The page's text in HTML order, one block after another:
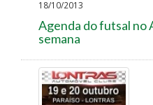
18/10/2013
Agenda do futsal no
semana